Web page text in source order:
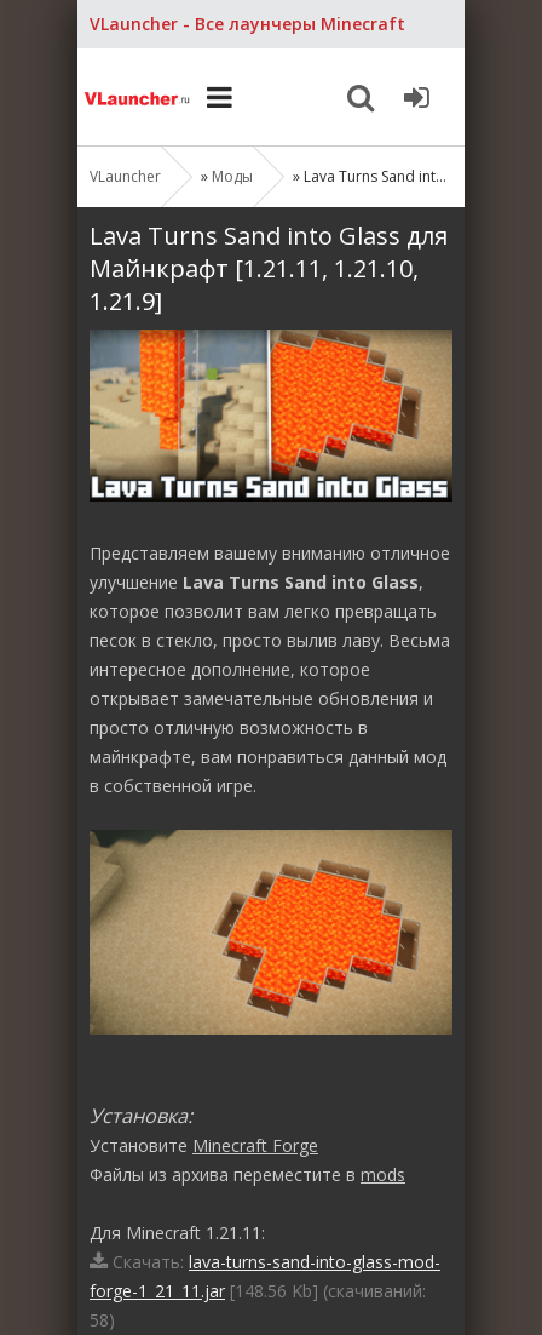
VLauncher - Все лаунчеры Minecraft
VLauncher » Моды » Lava Turns Sand into Glass для Майнкрафт [1.21.11, 1.21.10, 1.21.9]
Lava Turns Sand into Glass для
Майнкрафт [1.21.11, 1.21.10,
1.21.9]
Представляем вашему вниманию отличное
улучшение Lava Turns Sand into Glass,
которое позволит вам легко превращать
песок в стекло, просто вылив лаву. Весьма
интересное дополнение, которое
открывает замечательные обновления и
просто отличную возможность в
майнкрафте, вам понравиться данный мод
в собственной игре.
Установка:
Установите Minecraft Forge
Файлы из архива переместите в mods
Для Minecraft 1.21.11:
Скачать: lava-turns-sand-into-glass-mod-
forge-1_21_11.jar [148.56 Kb] (cкачиваний:
58)